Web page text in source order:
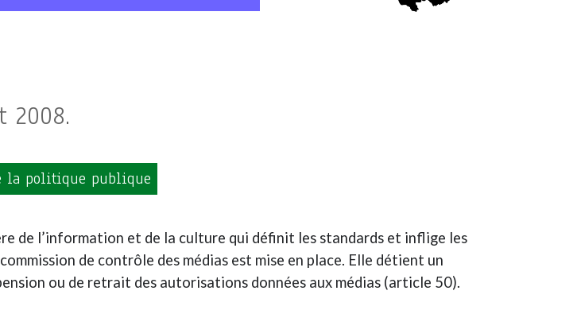
2008.
la politique publique
de l’information et de la culture qui définit les standards et inflige les
de contrôle des médias est mise en place. Elle détient un
ou de retrait des autorisations données aux médias (article 50).